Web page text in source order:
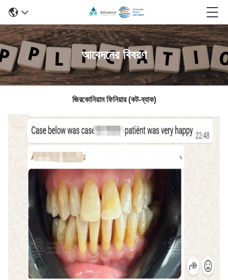
আবেদনের বিবরণ
জিরকোনিয়াম ফিনিয়ার (কট-ব্যাক)